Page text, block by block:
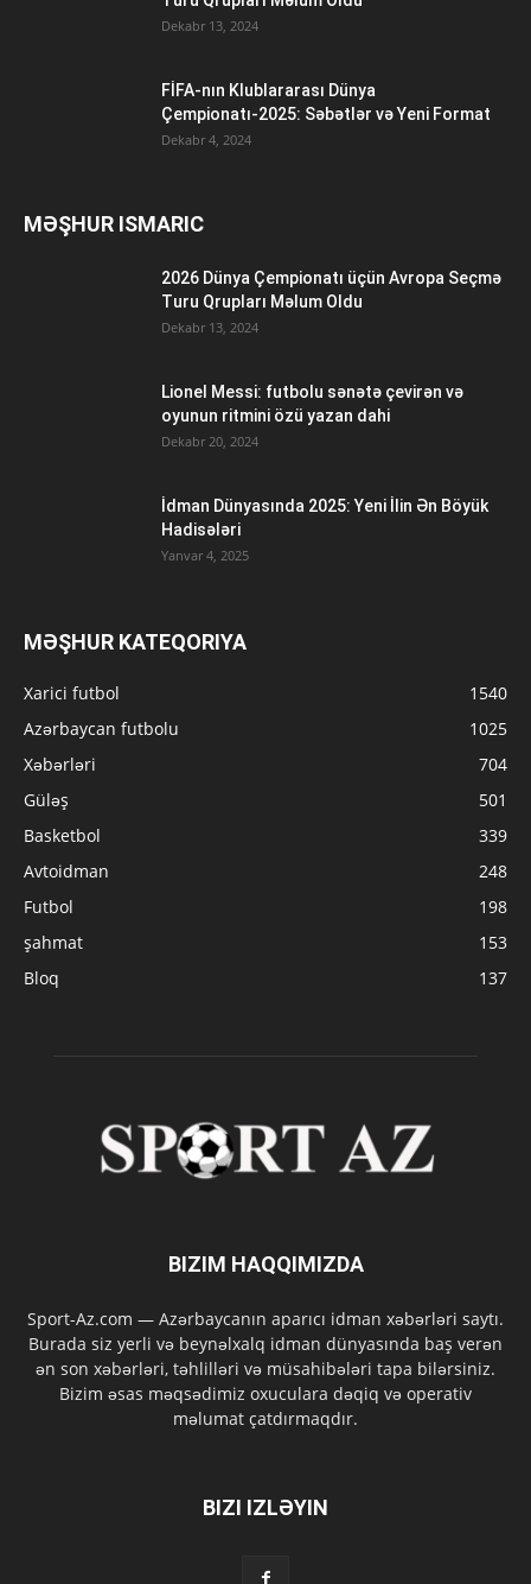
Dekabr 13, 2024
FİFA-nın Klublararası Dünya
Çempionatı-2025: Səbətlər və Yeni Format
Dekabr 4, 2024
MƏŞHUR ISMARIC
2026 Dünya Çempionatı üçün Avropa Seçmə
Turu Qrupları Məlum Oldu
Dekabr 13, 2024
Lionel Messi: futbolu sənətə çevirən və
oyunun ritmini özü yazan dahi
Dekabr 20, 2024
İdman Dünyasında 2025: Yeni İlin Ən Böyük
Hadisələri
Yanvar 4, 2025
MƏŞHUR KATEQORIYA
Xarici futbol
1540
Azərbaycan futbolu
1025
Xəbərləri
704
Güləş
501
Basketbol
339
Avtoidman
248
Futbol
198
şahmat
153
Bloq
137
BIZIM HAQQIMIZDA
Sport-Az.com — Azərbaycanın aparıcı idman xəbərləri saytı.
Burada siz yerli və beynəlxalq idman dünyasında baş verən
ən son xəbərləri, təhlilləri və müsahibələri tapa bilərsiniz.
Bizim əsas məqsədimiz oxuculara dəqiq və operativ
məlumat çatdırmaqdır.
BIZI IZLƏYIN